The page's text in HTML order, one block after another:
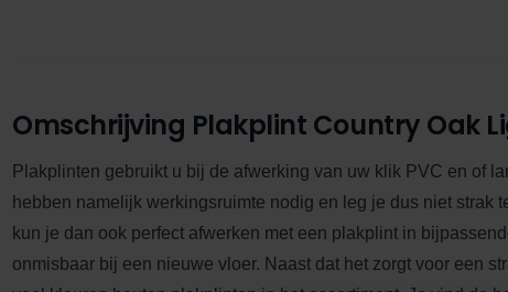
Omschrijving Plakplint Country Oak
Plakplinten gebruikt u bij de afwerking van uw klik PVC en of
hebben namelijk werkingsruimte nodig en leg je dus niet strak
kun je dan ook perfect afwerken met een plakplint in
onmisbaar bij een nieuwe vloer. Naast dat het zorgt voor een